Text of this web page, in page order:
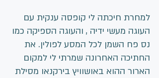
למחרת חיכתה לי קופסה ענקית עם
העוגה מעשי ידיה , והעוגה הספיקה כמו
נס פח השמן לכל המסע לפולין. את
החתיכה האחרונה שמרתי לי למקום
הארור ההוא באושוויץ בירקנאו מסילת